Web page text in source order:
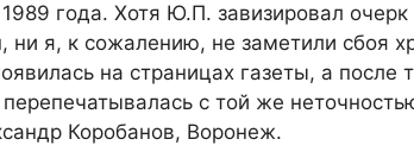
года. Хотя Ю.П. завизировал очерк
ни я, к сожалению, не заметили сбоя
на страницах газеты, а после
с той же
Коробанов, Воронеж.